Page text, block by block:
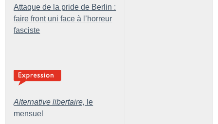
Attaque de la pride de Berlin :
faire front uni face à l’horreur
fasciste
Alternative libertaire, le
mensuel